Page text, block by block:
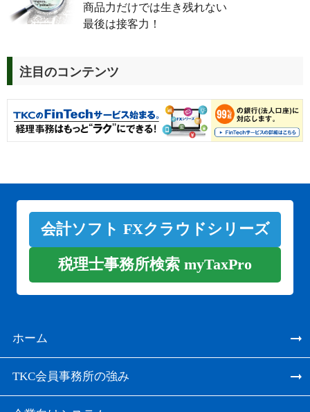
商品力だけでは生き残れない
最後は接客力！
注目のコンテンツ
会計ソフト FXクラウドシリーズ
税理士事務所検索 myTaxPro
ホーム
TKC会員事務所の強み